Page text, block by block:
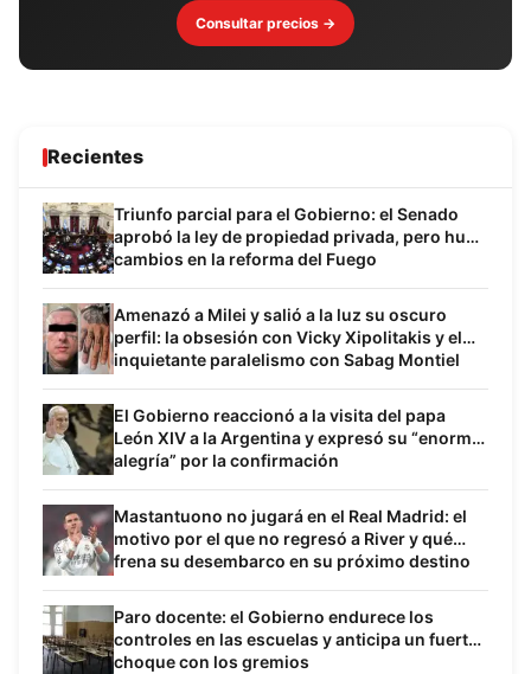
Consultar precios →
Recientes
Triunfo parcial para el Gobierno: el Senado
aprobó la ley de propiedad privada, pero hubo
cambios en la reforma del Fuego
Amenazó a Milei y salió a la luz su oscuro
perfil: la obsesión con Vicky Xipolitakis y el
inquietante paralelismo con Sabag Montiel
El Gobierno reaccionó a la visita del papa
León XIV a la Argentina y expresó su “enorme
alegría” por la confirmación
Mastantuono no jugará en el Real Madrid: el
motivo por el que no regresó a River y qué
frena su desembarco en su próximo destino
Paro docente: el Gobierno endurece los
controles en las escuelas y anticipa un fuerte
choque con los gremios